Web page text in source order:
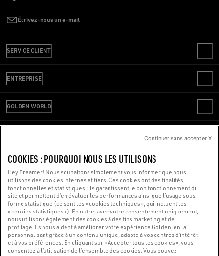
Écrivez-nous un e-mail
SERVICE CLIENT
FAQ
VÉRIFIER VOTRE COMMANDE
LIVRAISON
RETOURS
PAIEMENT
ENTREPRISE
CODE ÉTHIQUE
DURABILITÉ
GOLDEN WORLD
SERVICE REPAIR
CONDITIONS D’UTILISATION
POLITIQUE DE CONFIDENTIALITÉ
COOKIES
PARAMÈTRES DES COOKIES
Vous utilisez un lecteur d’écran et vous rencontrez des difficultés ?
Contactez-nous
Made with ❤ in Venice.
Golden Goose S.p.A. ©2026 - Tous droits réservés.Plus d'infos
COOKIES : POURQUOI NOUS LES UTILISONS
Hey Dreamer! Nous souhaitons simplement vous informer que nous
utilisons des cookies internes et tiers. Ces cookies ont des finalités
fonctionnelles et statistiques : ils garantissent le bon fonctionnement du
site et permettent d’en évaluer les performances ainsi que l’usage sous
forme statistique (ce sont les « cookies techniques », qui incluent les
« cookies statistiques »). En outre, avec votre consentement uniquement,
nous utilisons également des cookies à des fins marketing et de
profilage. Ils nous aident à améliorer votre expérience Golden, en la
personnalisant grâce à un contenu unique, adapté à vos centres d’intérêt
et à vos préférences. En cliquant sur « Accepter tous les cookies », vous
consentez à l’utilisation de l’ensemble des cookies. Vous pouvez
Continuer sans accepter X